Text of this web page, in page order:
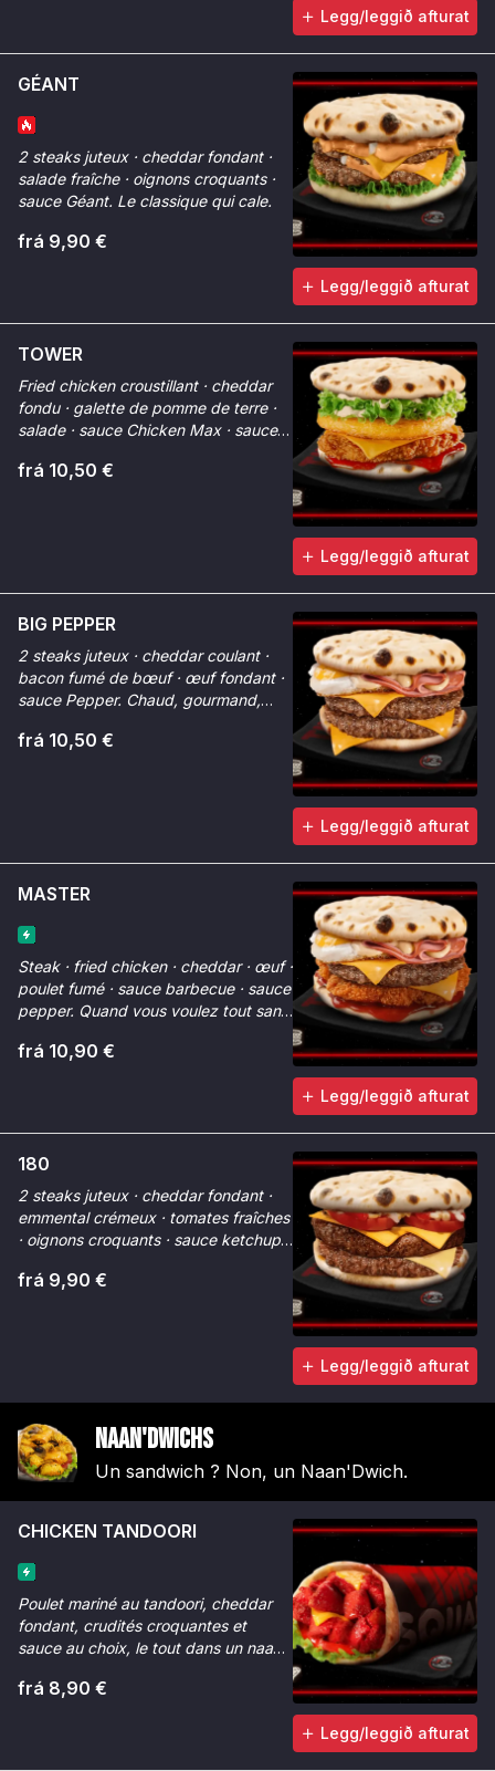
Legg/leggið afturat
GÉANT
2 steaks juteux · cheddar fondant ·
salade fraîche · oignons croquants ·
sauce Géant. Le classique qui cale.
frá 9,90 €
Legg/leggið afturat
TOWER
Fried chicken croustillant · cheddar
fondu · galette de pomme de terre ·
salade · sauce Chicken Max · sauce
frá 10,50 €
Legg/leggið afturat
BIG PEPPER
2 steaks juteux · cheddar coulant ·
bacon fumé de bœuf · œuf fondant ·
sauce Pepper. Chaud, gourmand,
frá 10,50 €
Legg/leggið afturat
MASTER
Steak · fried chicken · cheddar · œuf ·
poulet fumé · sauce barbecue · sauce
pepper. Quand vous voulez tout sans
frá 10,90 €
Legg/leggið afturat
180
2 steaks juteux · cheddar fondant ·
emmental crémeux · tomates fraîches
· oignons croquants · sauce ketchup ·
frá 9,90 €
Legg/leggið afturat
Naan'dwichs
Un sandwich ? Non, un Naan'Dwich.
CHICKEN TANDOORI
Poulet mariné au tandoori, cheddar
fondant, crudités croquantes et
sauce au choix, le tout dans un naan
frá 8,90 €
Legg/leggið afturat